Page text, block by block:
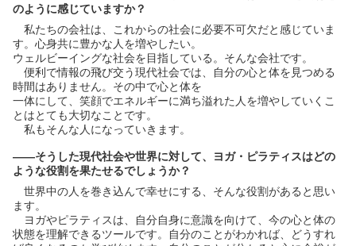
のように感じていますか？
私たちの会社は、これからの社会に必要不可欠だと感じていま
す。心身共に豊かな人を増やしたい。
ウェルビーイングな社会を目指している。そんな会社です。
便利で情報の飛び交う現代社会では、自分の心と体を見つめる
時間はありません。その中で心と体を
一体にして、笑顔でエネルギーに満ち溢れた人を増やしていくこ
とはとても大切なことです。
私もそんな人になっていきます。
――そうした現代社会や世界に対して、ヨガ・ピラティスはどの
ような役割を果たせるでしょうか？
世界中の人を巻き込んで幸せにする、そんな役割があると思い
ます。
ヨガやピラティスは、自分自身に意識を向けて、今の心と体の
状態を理解できるツールです。自分のことがわかれば、どうすれ